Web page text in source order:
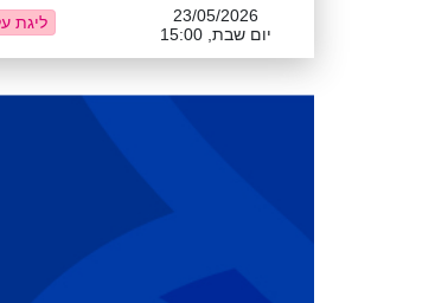
ליגת
23/05/2026
יום שבת, 15:00